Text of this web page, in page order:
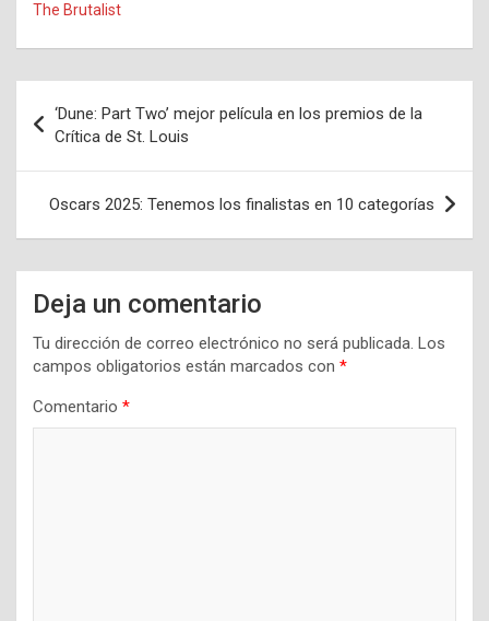
The Brutalist
de
entradas
‘Dune: Part Two’ mejor película en los premios de la
Crítica de St. Louis
Oscars 2025: Tenemos los finalistas en 10 categorías
Deja un comentario
Tu dirección de correo electrónico no será publicada. Los
campos obligatorios están marcados con *
Comentario *